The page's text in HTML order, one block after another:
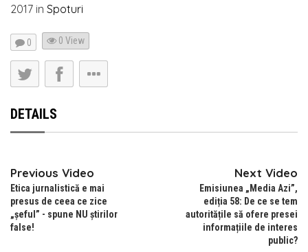
2017 in Spoturi
0 0 View
DETAILS
Previous Video
Etica jurnalistică e mai
presus de ceea ce zice
„șeful” - spune NU știrilor
false!
Next Video
Emisiunea „Media Azi”,
ediția 58: De ce se tem
autoritățile să ofere presei
informațiile de interes
public?